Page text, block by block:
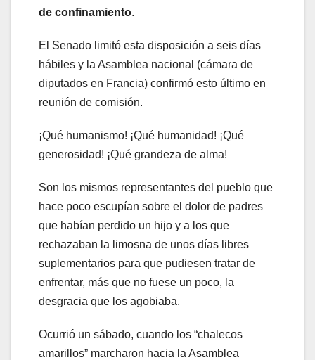
de confinamiento.
El Senado limitó esta disposición a seis días
hábiles y la Asamblea nacional (cámara de
diputados en Francia) confirmó esto último en
reunión de comisión.
¡Qué humanismo! ¡Qué humanidad! ¡Qué
generosidad! ¡Qué grandeza de alma!
Son los mismos representantes del pueblo que
hace poco escupían sobre el dolor de padres
que habían perdido un hijo y a los que
rechazaban la limosna de unos días libres
suplementarios para que pudiesen tratar de
enfrentar, más que no fuese un poco, la
desgracia que los agobiaba.
Ocurrió un sábado, cuando los “chalecos
amarillos” marcharon hacia la Asamblea